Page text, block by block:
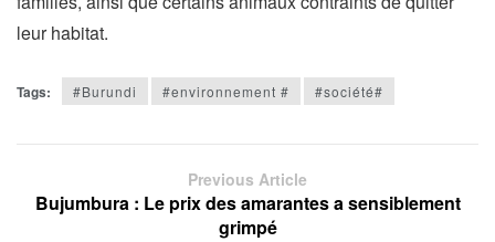
leur habitat.
Tags: #Burundi #environnement # #société#
Previous Article
Bujumbura : Le prix des amarantes a sensiblement
grimpé